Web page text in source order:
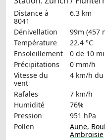
Distance à
8041
6.3 km
Dénivellation
99m (457
Température
22.4 °C
Ensoleillement
0 de 10
Précipitations
0 mm/h
Vitesse du
vent
4 km/h du
Rafales
7 km/h
Humidité
76%
Pression
951 hPa
Pollen
Aune,
Ambroisie